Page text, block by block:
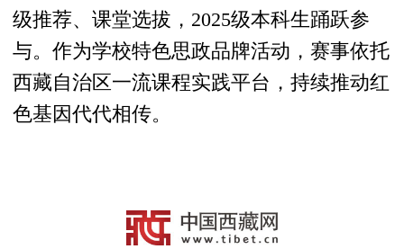
级推荐、课堂选拔，2025级本科生踊跃参
与。作为学校特色思政品牌活动，赛事依托
西藏自治区一流课程实践平台，持续推动红
色基因代代相传。